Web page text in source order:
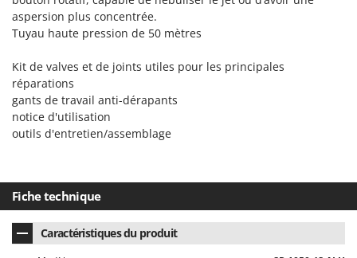
Sirman
Skil
Smeg
Snapper
Solidur
Spring Protezione
Spyro
Stanley
aspersion plus concentrée.
Tuyau haute pression de 50 mètres
Kit de valves et de joints utiles pour les principales
réparations
gants de travail anti-dérapants
notice d'utilisation
outils d'entretien/assemblage
Fiche technique
Caractéristiques du produit